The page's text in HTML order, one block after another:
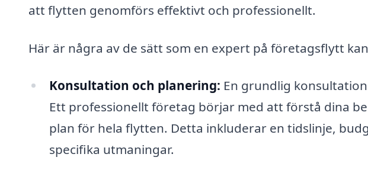
att flytten genomförs effektivt och professionellt.
Här är några av de sätt som en expert på företagsflytt
Konsultation och planering: En grundlig
Ett professionellt företag börjar med att förstå dina
plan för hela flytten. Detta inkluderar en tidslinje,
specifika utmaningar.